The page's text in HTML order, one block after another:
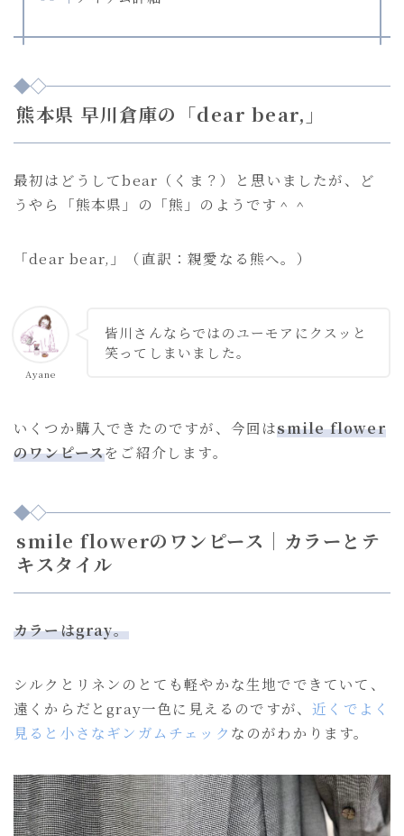
熊本県 早川倉庫の「dear bear,」
最初はどうしてbear（くま？）と思いましたが、ど
うやら「熊本県」の「熊」のようです＾＾
「dear bear,」（直訳：親愛なる熊へ。）
Ayane
皆川さんならではのユーモアにクスッと
笑ってしまいました。
いくつか購入できたのですが、今回はsmile flower
のワンピースをご紹介します。
smile flowerのワンピース｜カラーとテ
キスタイル
カラーはgray。
シルクとリネンのとても軽やかな生地でできていて、
遠くからだとgray一色に見えるのですが、近くでよく
見ると小さなギンガムチェック なのがわかります。